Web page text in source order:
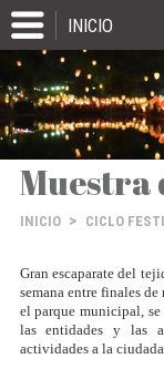
INICIO
Muestra
INICIO > CICLO
Gran escaparate del
semana entre finales
el parque municipal,
las entidades y las
actividades a la